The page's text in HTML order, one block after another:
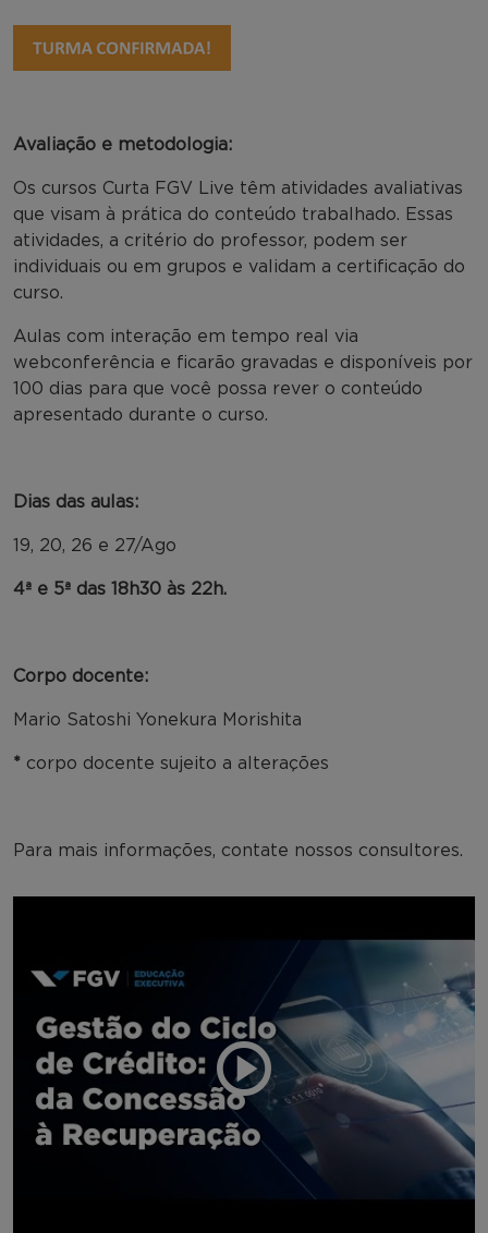
Avaliação e metodologia:
Os cursos Curta FGV Live têm atividades avaliativas
que visam à prática do conteúdo trabalhado. Essas
atividades, a critério do professor, podem ser
individuais ou em grupos e validam a certificação do
curso.
Aulas com interação em tempo real via
webconferência e ficarão gravadas e disponíveis por
100 dias para que você possa rever o conteúdo
apresentado durante o curso.
Dias das aulas:
19, 20, 26 e 27/Ago
4ª e 5ª das 18h30 às 22h.
Corpo docente:
Mario Satoshi Yonekura Morishita
* corpo docente sujeito a alterações
Para mais informações, contate nossos consultores.